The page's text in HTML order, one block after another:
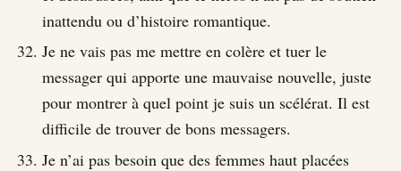
inattendu ou d’histoire romantique.
Je ne vais pas me mettre en colère et tuer le
messager qui apporte une mauvaise nouvelle, juste
pour montrer à quel point je suis un scélérat. Il est
difficile de trouver de bons messagers.
Je n’ai pas besoin que des femmes haut placées